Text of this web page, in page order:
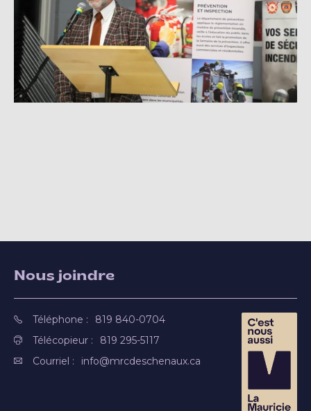
Nous joindre
Téléphone :
819 840-0704
Télécopieur :
819 295-5117
Courriel :
info@mrcdeschenaux.ca